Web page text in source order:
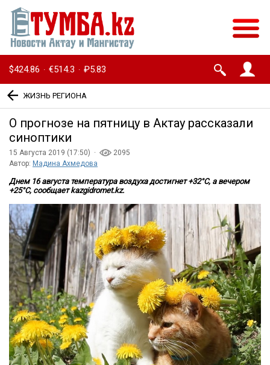
$424.86 · €514.3 · ₽5.83
ЖИЗНЬ РЕГИОНА
О прогнозе на пятницу в Актау рассказали
синоптики
15 Августа 2019 (17:50) ·
2095
Автор: Мадина Ахмедова
Днем 16 августа температура воздуха достигнет +32°С, а вечером
+25°С, сообщает kazgidromet.kz.